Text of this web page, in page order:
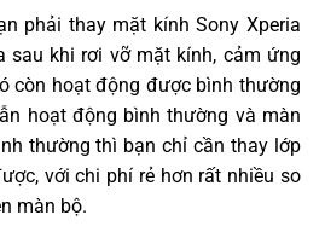
phải thay mặt kính Sony Xperia
sau khi rơi vỡ mặt kính, cảm ứng
còn hoạt động được bình thường
hoạt động bình thường và màn
thường thì bạn chỉ cần thay lớp
với chi phí rẻ hơn rất nhiều so
màn bộ.